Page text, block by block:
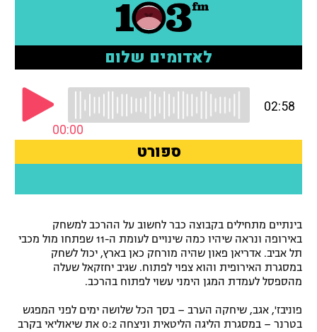
בינתיים מתחילים בקבוצה כבר לחשוב על ההרכב למשחק
באירופה ונראה שיהיו כמה שינויים לעומת ה-11 שפתחו מול מכבי
תל אביב. אדריאן פאון שהיה מורחק כאן בארץ, יכול לשחק
במסגרת האירופית והוא צפוי לפתוח. שגיב יחזקאל שעלה
מהספסל לעמדת המגן הימני עשוי לפתוח בהרכב.
פוניבז', אגב, שיחקה הערב – בסך הכל שלושה ימים לפני המפגש
בטרנר – במסגרת הליגה הליטאית וניצחה 0:2 את שיאוליאי בקרב